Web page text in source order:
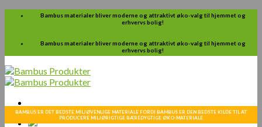
Skip
Bambus materialer bliver moderne og attraktivt øko-valg til hjemmet og
erhvervs bolig!
Bambus materialer bliver moderne og attraktivt øko-valg til hjemmet og
erhvervs bolig!
BAMBUS ER DET BEDSTE MILJØVENLIGE MATERIALE FORDI BAMBUS ER DEN BEDSTE KILDE TIL AT
PRODUCERE MILJØRIGTIGE BÆREDYGTIGE ØKO-MATERIALE